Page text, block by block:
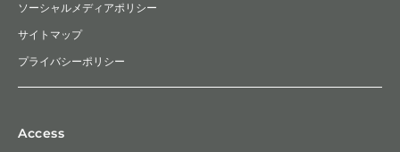
ソーシャルメディアポリシー
サイトマップ
プライバシーポリシー
Access